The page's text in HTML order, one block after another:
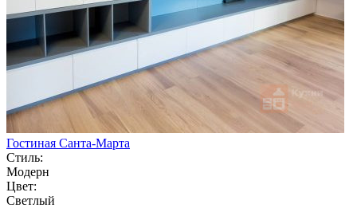
Гостиная Санта-Марта
Стиль:
Модерн
Цвет:
Светлый